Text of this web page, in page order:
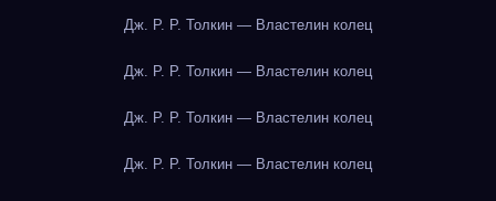
Дж. Р. Р. Толкин — Властелин колец
Дж. Р. Р. Толкин — Властелин колец
Дж. Р. Р. Толкин — Властелин колец
Дж. Р. Р. Толкин — Властелин колец